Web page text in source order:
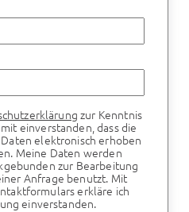
zur Kenntnis
einverstanden, dass die
elektronisch erhoben
Meine Daten werden
zur Bearbeitung
Anfrage benutzt. Mit
erkläre ich
einverstanden.